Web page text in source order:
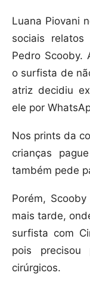
Luana Piovani
sociais
Pedro Scooby.
o surfista de
atriz decidiu
ele por
Nos prints da
crianças
também pede
Porém,
mais tarde,
surfista com
pois precisou
cirúrgicos.